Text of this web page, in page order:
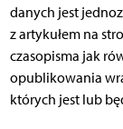
danych jest
z artykułem na
czasopisma jak
opublikowania
których jest lub